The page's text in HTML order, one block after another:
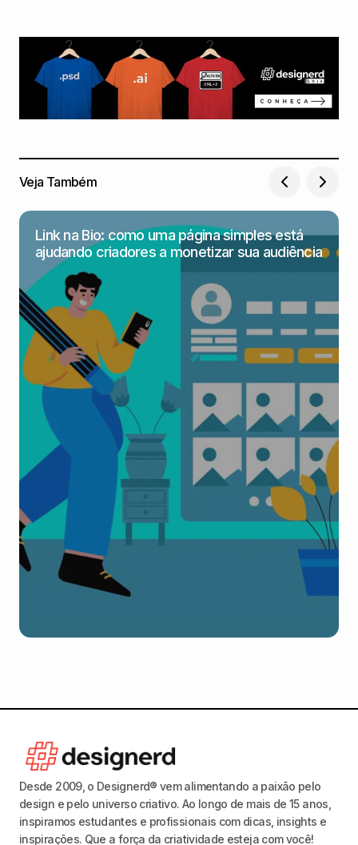
Veja Também
Link na Bio: como uma página simples está
ajudando criadores a monetizar sua audiência
Desde 2009, o Designerd® vem alimentando a paixão pelo
design e pelo universo criativo. Ao longo de mais de 15 anos,
inspiramos estudantes e profissionais com dicas, insights e
inspirações. Que a força da criatividade esteja com você!